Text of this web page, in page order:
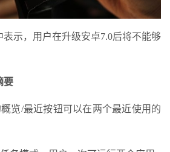
表示，用户在升级安卓7.0后将不能够
要
览/最近按钮可以在两个最近使用的